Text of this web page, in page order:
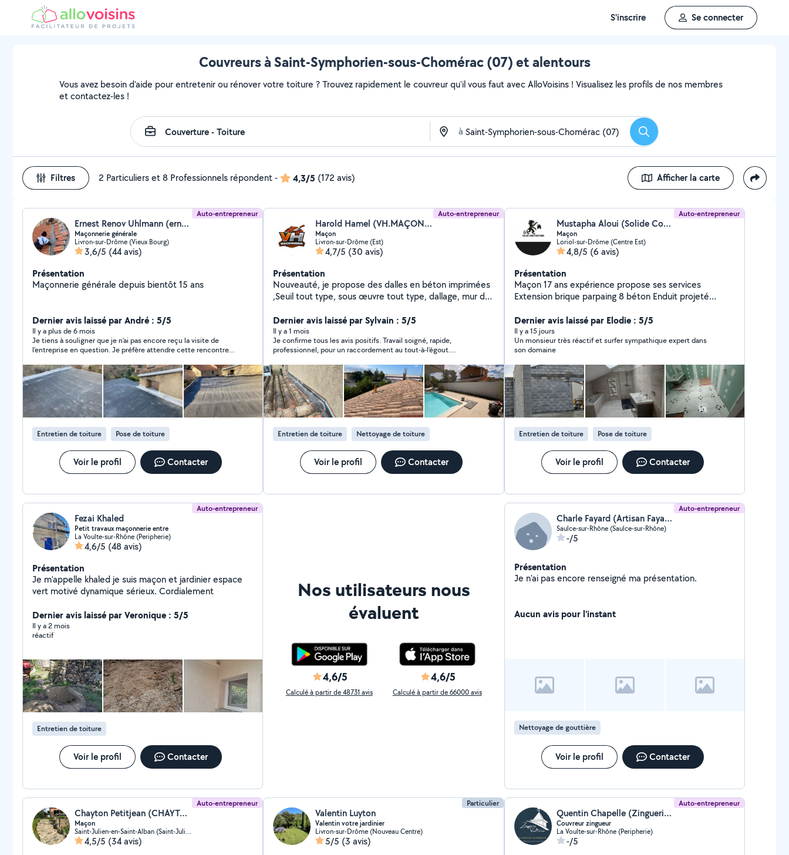
S'inscrire Se connecter
Couvreurs à Saint-Symphorien-sous-Chomérac (07) et alentours
Vous avez besoin d'aide pour entretenir ou rénover votre toiture ? Trouvez rapidement le couvreur qu'il vous faut avec AlloVoisins ! Visualisez les profils de nos membres
et contactez-les !
à Rechercher
Filtres 2 Particuliers et 8 Professionnels répondent- 4,3/5 (172 avis) Afficher la carte
Auto-entrepreneur
Ernest Renov Uhlmann (ernest renovhabitat)
Maçonnerie générale
Livron-sur-Drôme (Vieux Bourg)
3,6/5 (44 avis)
Présentation
Maçonnerie générale depuis bientôt 15 ans
Dernier avis laissé par André : 5/5
Il y a plus de 6 mois
Je tiens à souligner que je n'ai pas encore reçu la visite de
l'entreprise en question. Je préfère attendre cette rencontre
compréhension.
Entretien de toiture Pose de toiture
Voir le profil Contacter
Auto-entrepreneur
Harold Hamel (VH.MAÇONNERIE)
Maçon
Livron-sur-Drôme (Est)
4,7/5 (30 avis)
Présentation
Nouveauté, je propose des dalles en béton imprimées
,Seuil tout type, sous œuvre tout type, dallage, mur de
couverture,terrasse bois, abri de jardin etc travaux
entretien espaces verts équipé Minipelle,bennes 3,6 et
10 m3 Rc pro , je met un point d'honneur pour satisfaire
mes clients, travail de qualité
Dernier avis laissé par Sylvain : 5/5
Il y a 1 mois
Je confirme tous les avis positifs. Travail soigné, rapide,
professionnel, pour un raccordement au tout-à-l'égout.
propose l'évacuation de déchets verts. Là encore très efficace.
Entretien de toiture Nettoyage de toiture
Voir le profil Contacter
Auto-entrepreneur
Mustapha Aloui (Solide Constructions)
Maçon
Loriol-sur-Drôme (Centre Est)
4,8/5 (6 avis)
Présentation
Maçon 17 ans expérience propose ses services
Extension brique parpaing 8 béton Enduit projeté
Dernier avis laissé par Elodie : 5/5
Il y a 15 jours
Un monsieur très réactif et surfer sympathique expert dans
son domaine
Entretien de toiture Pose de toiture
Voir le profil Contacter
Auto-entrepreneur
Fezai Khaled
Petit travaux maçonnerie entre
La Voulte-sur-Rhône (Peripherie)
4,6/5 (48 avis)
Présentation
Je m'appelle khaled je suis maçon et jardinier espace
vert motivé dynamique sérieux. Cordialement
Dernier avis laissé par Veronique : 5/5
Il y a 2 mois
réactif
Entretien de toiture
Voir le profil Contacter
Nos utilisateurs nous
évaluent
4,6/5
Calculé à partir de 48731 avis
4,6/5
Calculé à partir de 66000 avis
Auto-entrepreneur
Charle Fayard (Artisan Fayard)
Saulce-sur-Rhône (Saulce-sur-Rhône)
-/5
Présentation
Je n'ai pas encore renseigné ma présentation.
Aucun avis pour l'instant
Nettoyage de gouttière
Voir le profil Contacter
Auto-entrepreneur
Chayton Petitjean (CHAYTON PETITJEAN MACONNERIE-RENOVATION)
Maçon
Saint-Julien-en-Saint-Alban (Saint-Julien-en-Saint-Alban)
4,5/5 (34 avis)
Particulier
Valentin Luyton
Valentin votre jardinier
Livron-sur-Drôme (Nouveau Centre)
5/5 (3 avis)
Auto-entrepreneur
Quentin Chapelle (Zinguerie voultaine)
Couvreur zingueur
La Voulte-sur-Rhône (Peripherie)
-/5